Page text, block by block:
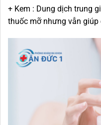
+ Kem : Dung dịch trung
thuốc mỡ nhưng vẫn